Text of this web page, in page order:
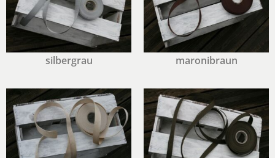
silbergrau maronibraun